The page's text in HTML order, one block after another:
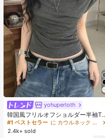
yohuperloth
韓国風フリルオフショルダー半袖T
シャツ、フィットウエストスリミン
グ多用途トップ カジュアルサマー
#1 ベストセラー
売り切れ間近！
#1 ベストセラー
に カウルネック 女性用トップス、ブラウス、Tシャツ
売り切れ間近！
#1 ベストセラー
に カウルネック 女性用トップス、ブラウス、Tシャツ
売り切れ間近！
2.4k+ sold